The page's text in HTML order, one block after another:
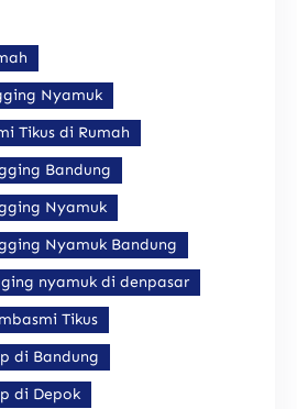
Nyamuk
Tikus di Rumah
Bandung
Nyamuk
Nyamuk Bandung
nyamuk di denpasar
Tikus
di Bandung
di Depok